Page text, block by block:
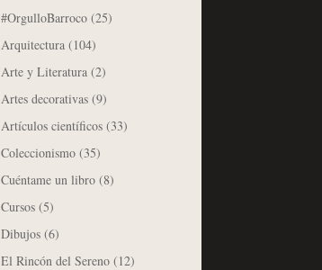
#OrgulloBarroco (25)
Arquitectura (104)
Arte y Literatura (2)
Artes decorativas (9)
Artículos científicos (33)
Coleccionismo (35)
Cuéntame un libro (8)
Cursos (5)
Dibujos (6)
El Rincón del Sereno (12)